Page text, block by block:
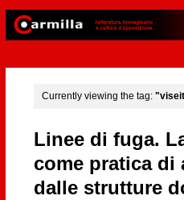
Currently viewing the tag:
Linee di fuga.
come pratica di
dalle strutture